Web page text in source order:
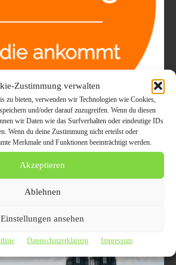
Zustimmung verwalten
zu bieten, verwenden wir Technologien wie Cookies,
und/oder darauf zuzugreifen. Wenn du diesen
wir Daten wie das Surfverhalten oder eindeutige IDs
Wenn du deine Zustimmung nicht erteilst oder
Merkmale und Funktionen beeinträchtigt werden.
Akzeptieren
Ablehnen
Einstellungen ansehen
Datenschutzerklärung Impressum
: Pressemeldung
& Verbreiten
28. Mai 2020
Veröffentlichen & Verbreiten
oder Autozubehör, betreiben eine